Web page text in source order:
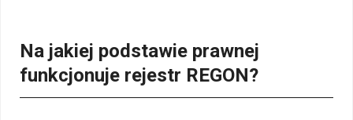
Na jakiej podstawie prawnej
funkcjonuje rejestr REGON?